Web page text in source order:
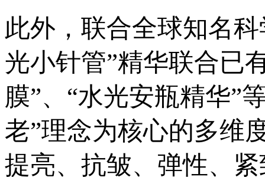
此外，联合全球知名
光小针管”精华联合已
膜”、“水光安瓶精华”
老”理念为核心的多维
提亮、抗皱、弹性、